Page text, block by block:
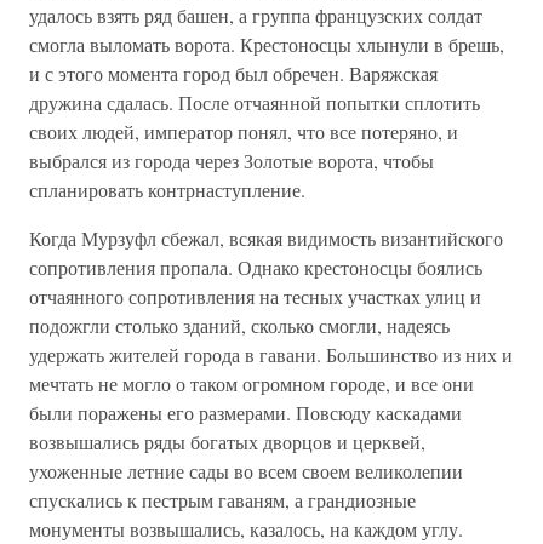
удалось взять ряд башен, а группа французских солдат
смогла выломать ворота. Крестоносцы хлынули в брешь,
и с этого момента город был обречен. Варяжская
дружина сдалась. После отчаянной попытки сплотить
своих людей, император понял, что все потеряно, и
выбрался из города через Золотые ворота, чтобы
спланировать контрнаступление.
Когда Мурзуфл сбежал, всякая видимость византийского
сопротивления пропала. Однако крестоносцы боялись
отчаянного сопротивления на тесных участках улиц и
подожгли столько зданий, сколько смогли, надеясь
удержать жителей города в гавани. Большинство из них и
мечтать не могло о таком огромном городе, и все они
были поражены его размерами. Повсюду каскадами
возвышались ряды богатых дворцов и церквей,
ухоженные летние сады во всем своем великолепии
спускались к пестрым гаваням, а грандиозные
монументы возвышались, казалось, на каждом углу.